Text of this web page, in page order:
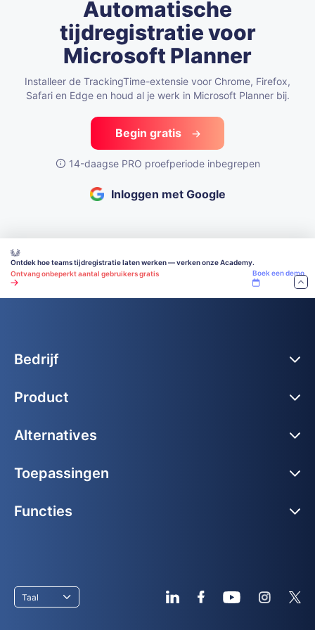
Automatische
tijdregistratievoor
Microsoft Planner
Installeer de TrackingTime-extensie voor Chrome, Firefox,
Safari en Edge en houd al je werk in Microsoft Planner bij.
Begin gratis
14-daagse PRO proefperiode inbegrepen
Inloggen met Google
Ontdek hoe teams tijdregistratie laten werken — verken onze Academy.
Ontvang onbeperkt aantal gebruikers gratis
Boek een demo
Bedrijf
Product
Alternatives
Toepassingen
Functies
Taal